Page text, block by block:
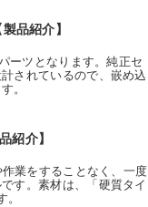
品紹介】
ーツとなります。純正セ
されているので、嵌め込
。
紹介】
業をすることなく、一度
す。素材は、「硬質タイ
。